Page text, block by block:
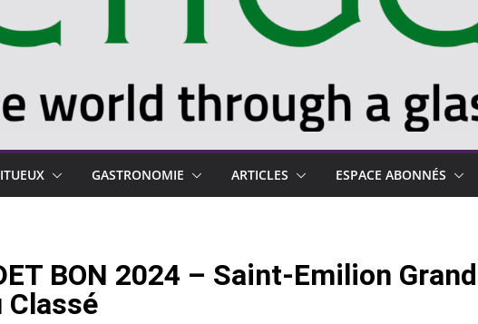
GASTRONOMIE ARTICLES ESPACE ABONNÉS
BON 2024 – Saint-Emilion Grand
Classé